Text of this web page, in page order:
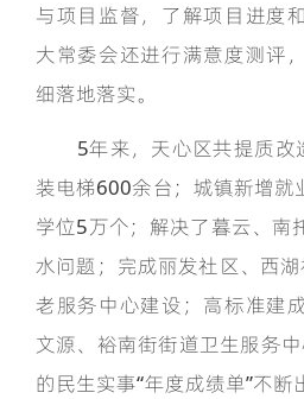
与项目监督，了解项目进度
大常委会还进行满意度测评
细落地落实。
5年来，天心区共提质改
装电梯600余台；城镇新增就
学位5万个；解决了暮云、南
水问题；完成丽发社区、西
老服务中心建设；高标准建
文源、裕南街街道卫生服务
的民生实事“年度成绩单”不